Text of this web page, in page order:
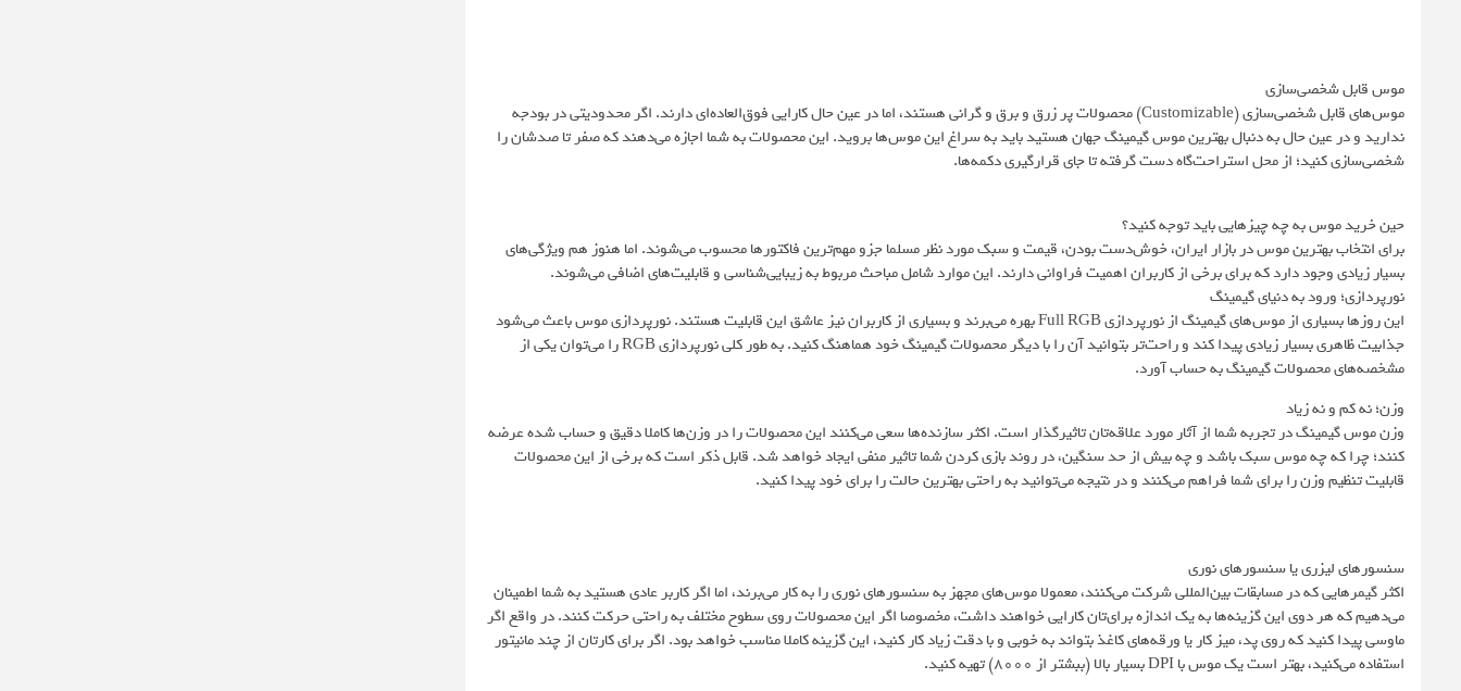
موس قابل شخصی‌سازی
موس‌های قابل شخصی‌سازی (Customizable) محصولات پر زرق و برق و گرانی هستند، اما در عین حال کارایی فوق‌العاده‌ای دارند. اگر محدودیتی در بودجه
ندارید و در عین حال به دنبال بهترین موس گیمینگ جهان هستید باید به سراغ این موس‌ها بروید. این محصولات به شما اجازه می‌دهند که صفر تا صدشان را
شخصی‌سازی کنید؛ از محل استراحت‌گاه دست گرفته تا جای قرارگیری دکمه‌ها.
حین خرید موس به چه چیزهایی باید توجه کنید؟
برای انتخاب بهترین موس در بازار ایران، خوش‌دست بودن، قیمت و سبک مورد نظر مسلما جزو مهم‌ترین فاکتورها محسوب می‌شوند. اما هنوز هم ویژگی‌های
بسیار زیادی وجود دارد که برای برخی از کاربران اهمیت فراوانی دارند. این موارد شامل مباحث مربوط به زیبایی‌شناسی و قابلیت‌های اضافی می‌شوند.
نورپردازی؛ ورود به دنیای گیمینگ
این روزها بسیاری از موس‌های گیمینگ از نورپردازی Full RGB بهره می‌برند و بسیاری از کاربران نیز عاشق این قابلیت هستند. نورپردازی موس باعث می‌شود
جذابیت ظاهری بسیار زیادی پیدا کند و راحت‌تر بتوانید آن را با دیگر محصولات گیمینگ خود هماهنگ کنید. به طور کلی نورپردازی RGB را می‌توان یکی از
مشخصه‌های محصولات گیمینگ به حساب آورد.
وزن؛ نه کم و نه زیاد
وزن موس گیمینگ در تجربه شما از آثار مورد علاقه‌تان تاثیرگذار است. اکثر سازنده‌ها سعی می‌کنند این محصولات را در وزن‌ها کاملا دقیق و حساب شده عرضه
کنند؛ چرا که چه موس سبک باشد و چه بیش از حد سنگین، در روند بازی کردن شما تاثیر منفی ایجاد خواهد شد. قابل ذکر است که برخی از این محصولات
قابلیت تنظیم وزن را برای شما فراهم می‌کنند و در نتیجه می‌توانید به راحتی بهترین حالت را برای خود پیدا کنید.
سنسورهای لیزری یا سنسورهای نوری
اکثر گیمرهایی که در مسابقات بین‌المللی شرکت می‌کنند،‌ معمولا موس‌های مجهز به سنسورهای نوری را به کار می‌برند، اما اگر کاربر عادی هستید به شما اطمینان
می‌دهیم که هر دوی این گزینه‌ها به یک اندازه برای‌تان کارایی خواهند داشت، مخصوصا اگر این محصولات روی سطوح مختلف به راحتی حرکت کنند. در واقع اگر
ماوسی پیدا کنید که روی پد، میز کار یا ورقه‌های کاغذ بتواند به خوبی و با دقت زیاد کار کنید، این گزینه کاملا مناسب خواهد بود. اگر برای کار‌تان از چند مانیتور
استفاده می‌کنید، بهتر است یک موس با DPI بسیار بالا (ببشتر از 8000) تهیه کنید.